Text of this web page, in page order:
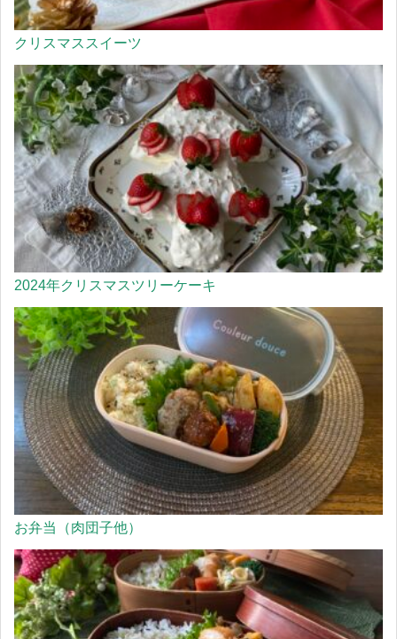
クリスマススイーツ
2024年クリスマスツリーケーキ
お弁当（肉団子他）